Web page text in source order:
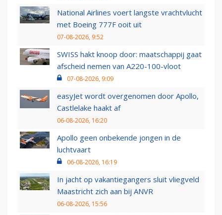
National Airlines voert langste vrachtvlucht
met Boeing 777F ooit uit
07-08-2026, 9:52
SWISS hakt knoop door: maatschappij gaat
afscheid nemen van A220-100-vloot
07-08-2026, 9:09
easyJet wordt overgenomen door Apollo,
Castlelake haakt af
06-08-2026, 16:20
Apollo geen onbekende jongen in de
luchtvaart
06-08-2026, 16:19
In jacht op vakantiegangers sluit vliegveld
Maastricht zich aan bij ANVR
06-08-2026, 15:56